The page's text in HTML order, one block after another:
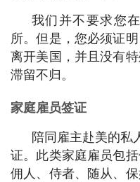
我们并不要求您
所。但是，您必须证
离开美国，并且没有
滞留不归。
家庭雇员签证
陪同雇主赴美的私
证。此类家庭雇员包
佣人、侍者、随从、